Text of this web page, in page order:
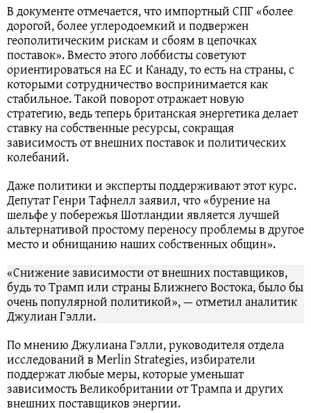
В документе отмечается, что импортный СПГ «более
дорогой, более углеродоемкий и подвержен
геополитическим рискам и сбоям в цепочках
поставок». Вместо этого лоббисты советуют
ориентироваться на ЕС и Канаду, то есть на страны, с
которыми сотрудничество воспринимается как
стабильное. Такой поворот отражает новую
стратегию, ведь теперь британская энергетика делает
ставку на собственные ресурсы, сокращая
зависимость от внешних поставок и политических
колебаний.
Даже политики и эксперты поддерживают этот курс.
Депутат Генри Тафнелл заявил, что «бурение на
шельфе у побережья Шотландии является лучшей
альтернативой простому переносу проблемы в другое
место и обнищанию наших собственных общин».
«Снижение зависимости от внешних поставщиков,
будь то Трамп или страны Ближнего Востока, было бы
очень популярной политикой», — отметил аналитик
Джулиан Гэлли.
По мнению Джулиана Гэлли, руководителя отдела
исследований в Merlin Strategies, избиратели
поддержат любые меры, которые уменьшат
зависимость Великобритании от Трампа и других
внешних поставщиков энергии.